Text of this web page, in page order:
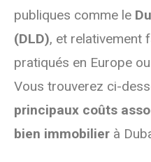
publiques comme le
(DLD), et relativement
pratiqués en Europe
Vous trouverez ci-
principaux coûts
bien immobilier à